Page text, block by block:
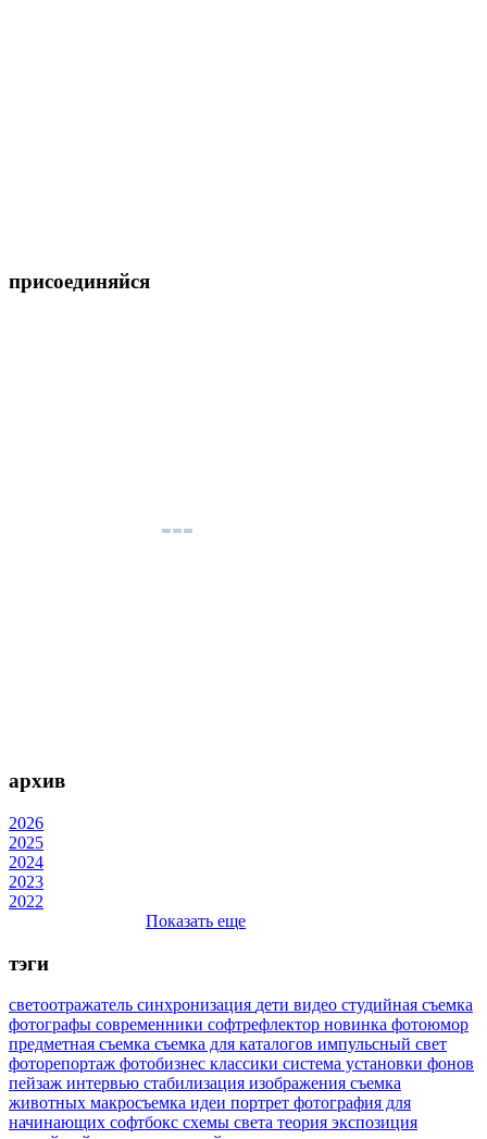
присоединяйся
архив
2026
2025
2024
2023
2022
Показать еще
тэги
светоотражатель синхронизация дети видео студийная съемка
фотографы современники софтрефлектор новинка фотоюмор
предметная съемка съемка для каталогов импульсный свет
фоторепортаж фотобизнес классики система установки фонов
пейзаж интервью стабилизация изображения съемка
животных макросъемка идеи портрет фотография для
начинающих софтбокс схемы света теория экспозиция